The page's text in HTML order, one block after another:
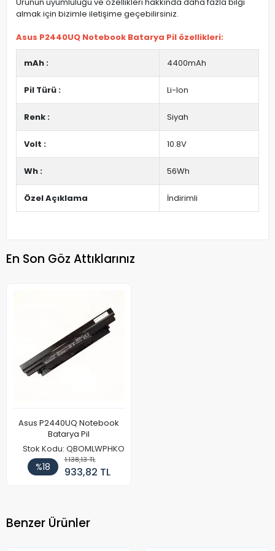
almak için bizimle iletişime geçebilirsiniz.
Asus P2440UQ Notebook Batarya Pil özellikleri:
mAh : 4400mAh
Pil Türü : Li-Ion
Renk : Siyah
Volt : 10.8V
Wh : 56Wh
Özel Açıklama İndirimli
En Son Göz Attıklarınız
Asus P2440UQ Notebook
Batarya Pil
Stok Kodu: QBOMLWPHKO
%18
1.138,13 TL
933,82 TL
Benzer Ürünler